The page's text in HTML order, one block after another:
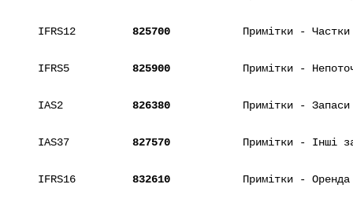
IFRS12 825700 Примітки -
IFRS5 825900 Примітки -
IAS2 826380 Примітки - Запаси
IAS37 827570 Примітки - Інші
IFRS16 832610 Примітки - Оренда